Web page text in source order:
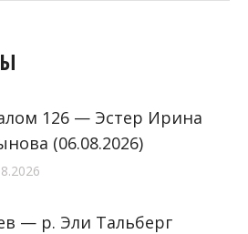
126 — Эстер Ирина
(06.08.2026)
— р. Эли Тальберг